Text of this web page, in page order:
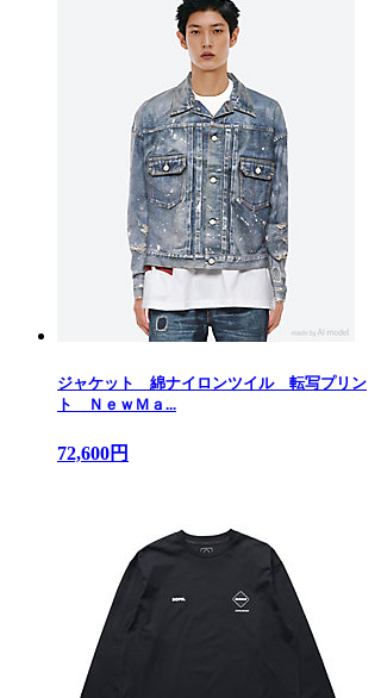
ジャケット 綿ナイロンツイル 転写プリン
ト ＮｅｗＭａ...
72,600円